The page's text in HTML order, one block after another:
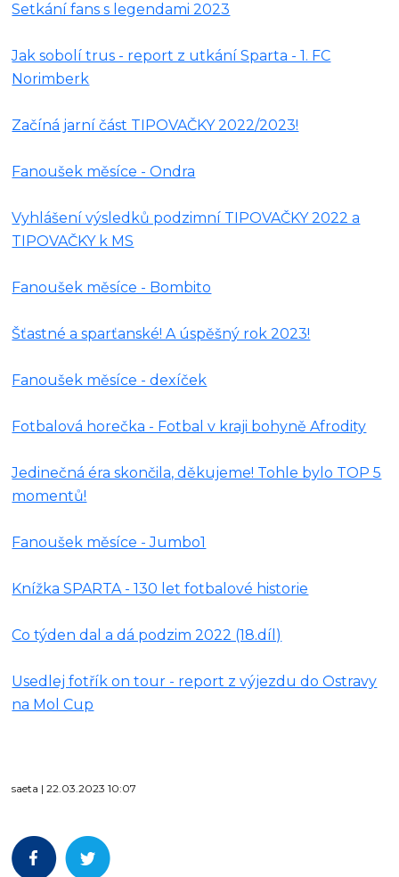
Setkání fans s legendami 2023
Jak sobolí trus - report z utkání Sparta - 1. FC
Norimberk
Začíná jarní část TIPOVAČKY 2022/2023!
Fanoušek měsíce - Ondra
Vyhlášení výsledků podzimní TIPOVAČKY 2022 a
TIPOVAČKY k MS
Fanoušek měsíce - Bombito
Šťastné a sparťanské! A úspěšný rok 2023!
Fanoušek měsíce - dexíček
Fotbalová horečka - Fotbal v kraji bohyně Afrodity
Jedinečná éra skončila, děkujeme! Tohle bylo TOP 5
momentů!
Fanoušek měsíce - Jumbo1
Knížka SPARTA - 130 let fotbalové historie
Co týden dal a dá podzim 2022 (18.díl)
Usedlej fotřík on tour - report z výjezdu do Ostravy
na Mol Cup
saeta | 22.03.2023 10:07